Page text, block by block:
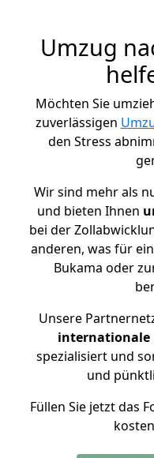
Umzug
Möchten Sie
zuverlässigen
den Stress
Wir sind mehr als
und bieten Ihnen
bei der
anderen, was für
Bukama oder
Unsere
internationale
spezialisiert und
und
Füllen Sie jetzt das